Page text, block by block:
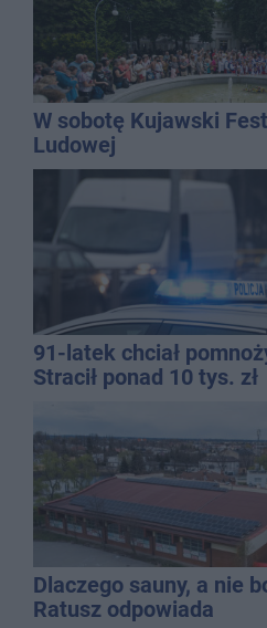
W sobotę Kujawski
Ludowej
91-latek chciał
Stracił ponad 10 tys. zł
Dlaczego sauny, a nie
Ratusz odpowiada